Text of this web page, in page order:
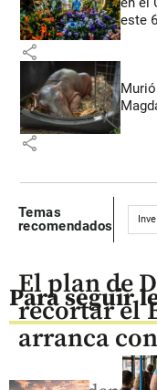
este
share
share
Temas
recomendados
Para seguir
El plan de
recortar el
arranca con